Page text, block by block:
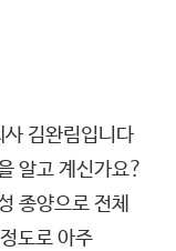
김완림입니다
알고 계신가요?
종양으로 전체
도로 아주